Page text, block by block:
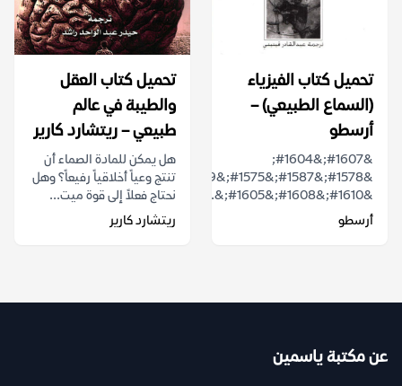
تحميل كتاب الفيزياء
(السماع الطبيعي) –
أرسطو
&#1607;&#1604;
&#1578;&#1587;&#1575;&#1569;&#1604;&#1578;
&#1610;&#1608;&#1605;&...
أرسطو
تحميل كتاب العقل
والطيبة في عالم
طبيعي – ريتشارد كارير
هل يمكن للمادة الصماء أن
تنتج وعياً أخلاقياً رفيعاً؟ وهل
نحتاج فعلاً إلى قوة ميت...
ريتشارد كارير
عن مكتبة ياسمين